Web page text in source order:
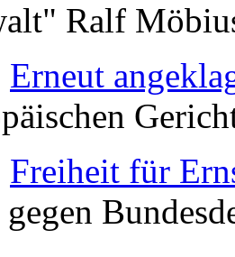
Ralf
Erneut
Freiheit für
gegen